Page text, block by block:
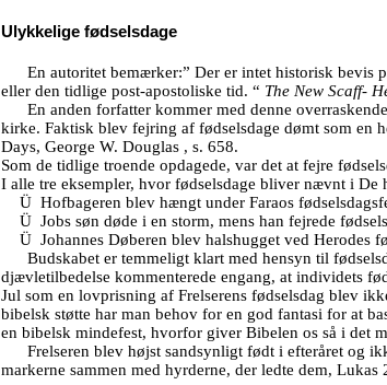
Ulykkelige fødselsdage
En autoritet bemærker:” Der er intet historisk bevis
eller den tidlige post-apostoliske tid. “ The New Scaff-
En anden forfatter kommer med denne
kirke. Faktisk blev fejring af fødselsdage dømt som en
Days, George W. Douglas, s. 658.
Som de tidlige troende opdagede, var det at fejre
I alle tre eksempler, hvor fødselsdage bliver nævnt i De
Ü Hofbageren blev hængt under Faraos
Ü Jobs søn døde i en storm, mens han fejrede
Ü Johannes Døberen blev halshugget ved Herodes
Budskabet er temmeligt klart med hensyn til
djævletilbedelse kommenterede engang, at individets
Jul som en lovprisning af Frelserens fødselsdag blev
bibelsk støtte har man behov for en god fantasi for at
en bibelsk mindefest, hvorfor giver Bibelen os så i det
Frelseren blev højst sandsynligt født i efteråret og
markerne sammen med hyrderne, der ledte dem,